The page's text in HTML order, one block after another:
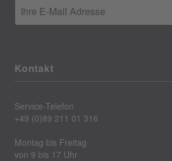
Ihre E-Mail Adresse
Kontakt
Service-Telefon
+49 (0)89 211 01 316
Montag bis Freitag
von 9 bis 17 Uhr